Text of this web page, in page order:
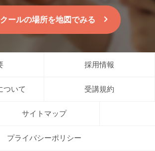
ールの場所を地図でみる
採用情報
ついて 受講規約
サイトマップ
プライバシーポリシー